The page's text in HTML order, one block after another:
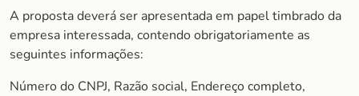
A proposta deverá ser apresentada em papel timbrado da
empresa interessada, contendo obrigatoriamente as
seguintes informações:
Número do CNPJ, Razão social, Endereço completo,